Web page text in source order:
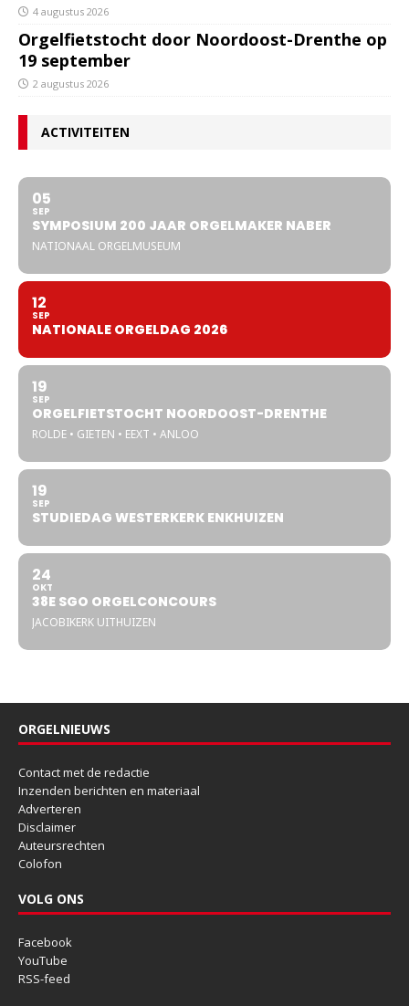
4 augustus 2026
Orgelfietstocht door Noordoost-Drenthe op
19 september
2 augustus 2026
ACTIVITEITEN
05
SEP
SYMPOSIUM 200 JAAR ORGELMAKER NABER
NATIONAAL ORGELMUSEUM
12
SEP
NATIONALE ORGELDAG 2026
19
SEP
ORGELFIETSTOCHT NOORDOOST-DRENTHE
ROLDE • GIETEN • EEXT • ANLOO
19
SEP
STUDIEDAG WESTERKERK ENKHUIZEN
24
OKT
38E SGO ORGELCONCOURS
JACOBIKERK UITHUIZEN
ORGELNIEUWS
Contact met de redactie
Inzenden berichten en materiaal
Adverteren
Disclaimer
Auteursrechten
Colofon
VOLG ONS
Facebook
YouTube
RSS-feed